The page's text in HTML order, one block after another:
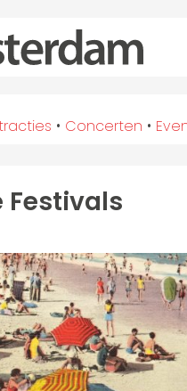
• Concerten •
Festivals